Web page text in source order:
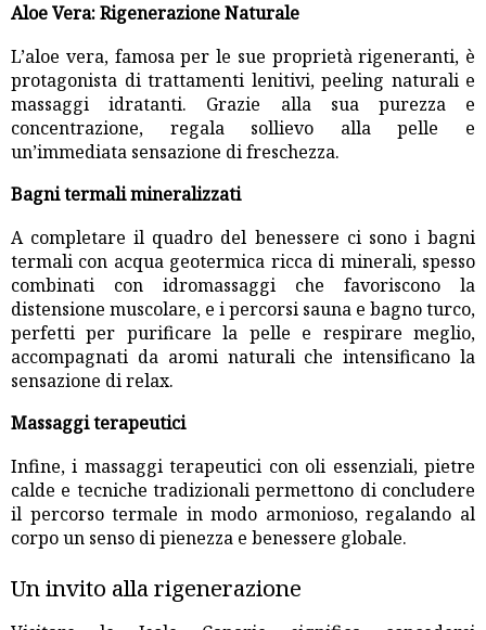
Aloe Vera: Rigenerazione Naturale
L’aloe vera, famosa per le sue proprietà rigeneranti, è
protagonista di trattamenti lenitivi, peeling naturali e
massaggi idratanti. Grazie alla sua purezza e
concentrazione, regala sollievo alla pelle e
un’immediata sensazione di freschezza.
Bagni termali mineralizzati
A completare il quadro del benessere ci sono i bagni
termali con acqua geotermica ricca di minerali, spesso
combinati con idromassaggi che favoriscono la
distensione muscolare, e i percorsi sauna e bagno turco,
perfetti per purificare la pelle e respirare meglio,
accompagnati da aromi naturali che intensificano la
sensazione di relax.
Massaggi terapeutici
Infine, i massaggi terapeutici con oli essenziali, pietre
calde e tecniche tradizionali permettono di concludere
il percorso termale in modo armonioso, regalando al
corpo un senso di pienezza e benessere globale.
Un invito alla rigenerazione